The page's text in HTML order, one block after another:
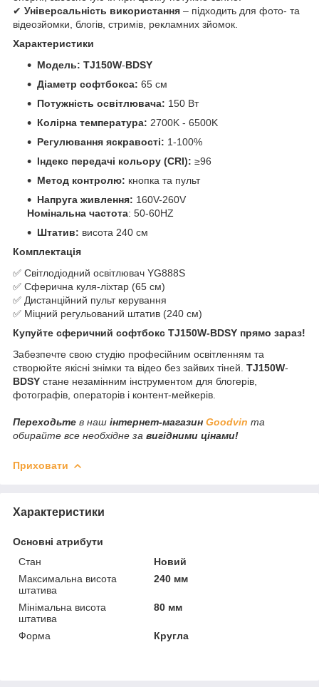
✔ Універсальність використання – підходить для фото- та
відеозйомки, блогів, стримів, рекламних зйомок.
Характеристики
Модель: TJ150W-BDSY
Діаметр софтбокса: 65 см
Потужність освітлювача: 150 Вт
Колірна температура: 2700K - 6500K
Регулювання яскравості: 1-100%
Індекс передачі кольору (CRI): ≥96
Метод контролю: кнопка та пульт
Напруга живлення: 160V-260V
Номінальна частота: 50-60HZ
Штатив: висота 240 см
Комплектація
✅ Світлодіодний освітлювач YG888S
✅ Сферична куля-ліхтар (65 см)
✅ Дистанційний пульт керування
✅ Міцний регульований штатив (240 см)
Купуйте сферичний софтбокс TJ150W-BDSY прямо зараз!
Забезпечте свою студію професійним освітленням та
створюйте якісні знімки та відео без зайвих тіней. TJ150W-
BDSY стане незамінним інструментом для блогерів,
фотографів, операторів і контент-мейкерів.
Переходьте в наш інтернет-магазин Goodvin та
обирайте все необхідне за вигідними цінами!
Приховати
Характеристики
Основні атрибути
Стан
Новий
Максимальна висота
штатива
240 мм
Мінімальна висота
штатива
80 мм
Форма Кругла